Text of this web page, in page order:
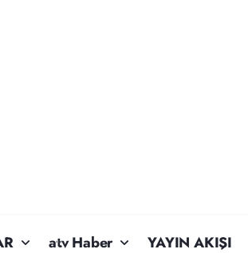
atv Haber YAYIN AKIŞI